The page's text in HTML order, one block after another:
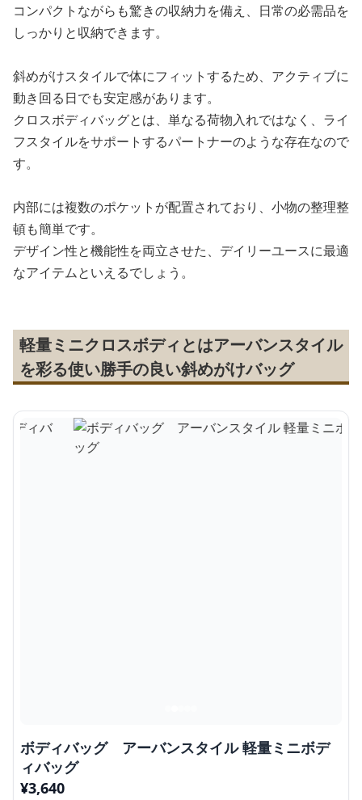
コンパクトながらも驚きの収納力を備え、日常の必需品を
しっかりと収納できます。
斜めがけスタイルで体にフィットするため、アクティブに
動き回る日でも安定感があります。
クロスボディバッグとは、単なる荷物入れではなく、ライ
フスタイルをサポートするパートナーのような存在なので
す。
内部には複数のポケットが配置されており、小物の整理整
頓も簡単です。
デザイン性と機能性を両立させた、デイリーユースに最適
なアイテムといえるでしょう。
軽量ミニクロスボディとはアーバンスタイル
を彩る使い勝手の良い斜めがけバッグ
ボディバッグ アーバンスタイル 軽量ミニボデ
ィバッグ
¥3,640